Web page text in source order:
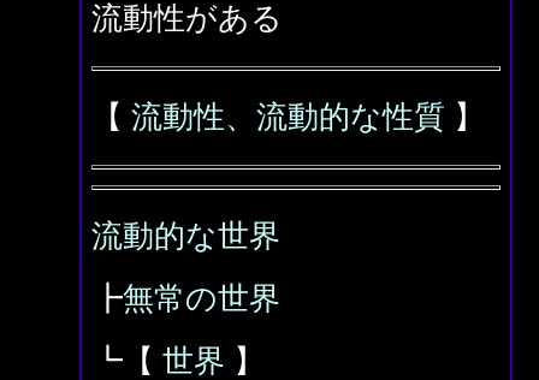
流動性がある
【 流動性、流動的な性質 】
流動的な世界
┣無常の世界
┗【 世界 】